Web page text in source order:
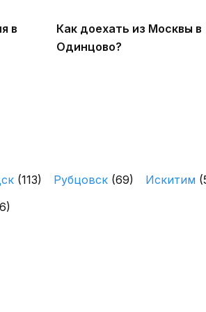
в
Как доехать из Москвы в
Одинцово?
(113) Рубцовск (69) Искитим